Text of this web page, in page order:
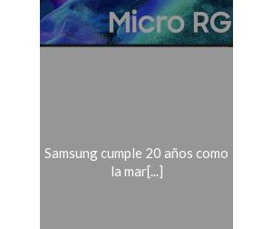
Samsung cumple 20 años como
la mar[...]